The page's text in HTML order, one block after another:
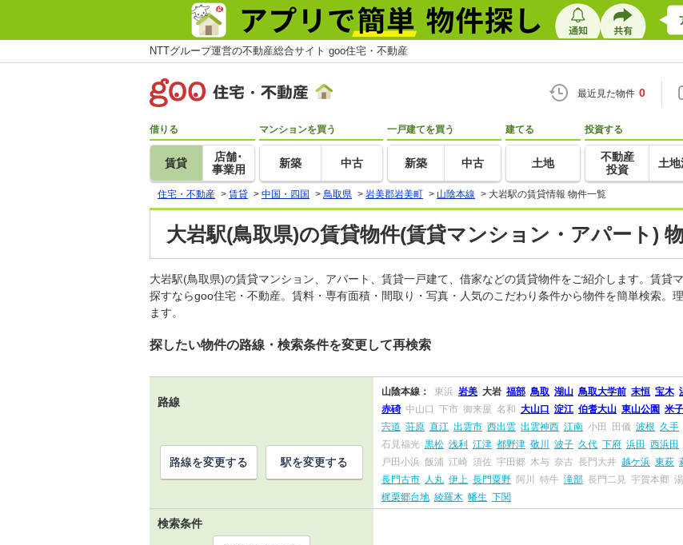
NTTグループ運営の不動産総合サイト goo住宅・不動産
最近見た物件 0
借りる
賃貸
店舗･
事業用
マンションを買う
新築 中古
一戸建てを買う
新築 中古
建てる
土地
投資する
不動産
投資
土地
住宅・不動産 > 賃貸 > 中国・四国 > 鳥取県 > 岩美郡岩美町 > 山陰本線 > 大岩駅の賃貸情報 物件一覧
大岩駅(鳥取県)の賃貸物件(賃貸マンション・アパート)
大岩駅(鳥取県)の賃貸マンション、アパート、賃貸一戸建て、借家などの賃貸物件をご紹介します。賃貸
探すならgoo住宅・不動産。賃料・専有面積・間取り・写真・人気のこだわり条件から物件を簡単検索。
ます。
探したい物件の路線・検索条件を変更して再検索
路線
山陰本線： 東浜 岩美 大岩 福部 鳥取 湖山 鳥取大学前 末恒 宝木
赤碕 中山口 下市 御来屋 名和 大山口 淀江 伯耆大山 東山公園 米子
宍道 荘原 直江 出雲市 西出雲 出雲神西 江南 小田 田儀 波根 久手
石見福光 黒松 浅利 江津 都野津 敬川 波子 久代 下府 浜田 西浜田
戸田小浜 飯浦 江崎 須佐 宇田郷 木与 奈古 長門大井 越ケ浜 東萩
長門古市 人丸 伊上 長門粟野 阿川 特牛 滝部 長門二見 宇賀本郷
梶栗郷台地 綾羅木 幡生 下関
路線を変更する 駅を変更する
検索条件